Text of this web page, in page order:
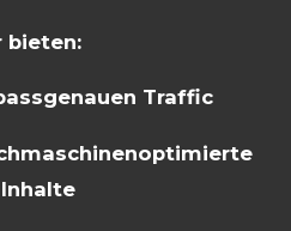
bieten:
Traffic
Inhalte